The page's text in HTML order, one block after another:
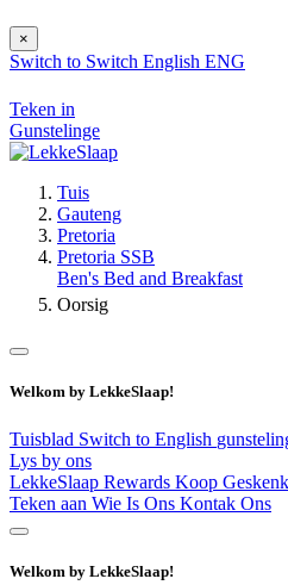
×
Switch to Switch English ENG
Teken in
Gunstelinge
Tuis
Gauteng
Pretoria
Pretoria SSB
Ben's Bed and Breakfast
Oorsig
Welkom by LekkeSlaap!
Tuisblad Switch to English
Lys by ons
LekkeSlaap Rewards Koop
Teken aan Wie Is Ons Kontak Ons
Welkom by LekkeSlaap!